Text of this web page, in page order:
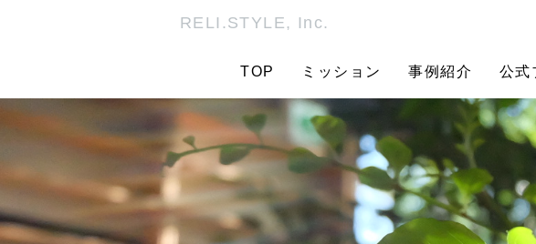
RELI.STYLE, Inc.
TOP ミッション 事例紹介 公式